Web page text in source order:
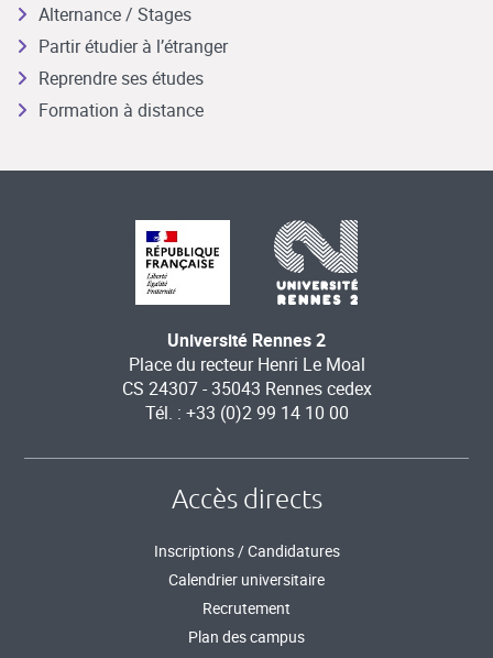
Alternance / Stages
Partir étudier à l’étranger
Reprendre ses études
Formation à distance
Université Rennes 2
Place du recteur Henri Le Moal
CS 24307 - 35043 Rennes cedex
Tél. : +33 (0)2 99 14 10 00
Accès directs
Inscriptions / Candidatures
Calendrier universitaire
Recrutement
Plan des campus